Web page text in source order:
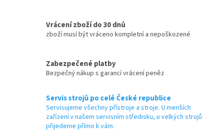
Vrácení zboží do 30 dnů
zboží musí být vráceno kompletní a nepoškozené
Zabezpečené platby
Bezpečný nákup s garancí vrácení peněz
Servis strojů po celé České republice
Servisujeme všechny přístroje a stroje. U menších
zařízení v našem servisním středisku, u velkých strojů
přijedeme přímo k vám.